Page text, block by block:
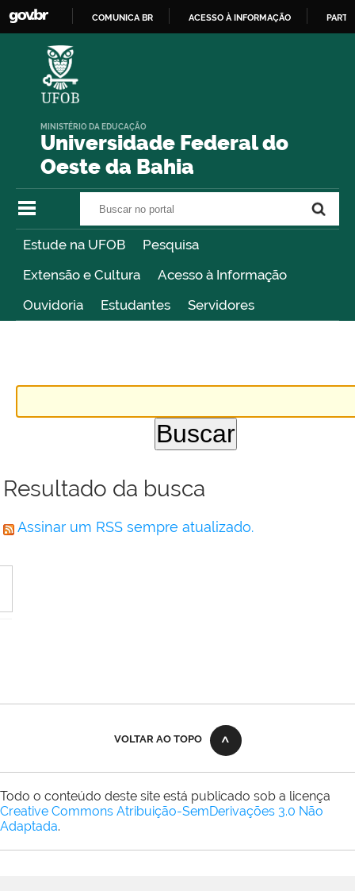
COMUNICA BR ACESSO À INFORMAÇÃO
Universidade Federal do
Oeste da Bahia
MINISTÉRIO DA EDUCAÇÃO
Estude na UFOB
Pesquisa
Extensão e Cultura
Acesso à Informação
Ouvidoria
Estudantes Servidores
Resultado da busca
Assinar um RSS sempre atualizado.
VOLTAR AO TOPO
Todo o conteúdo deste site está publicado sob a licença
Creative Commons Atribuição-SemDerivações 3.0 Não
Adaptada.